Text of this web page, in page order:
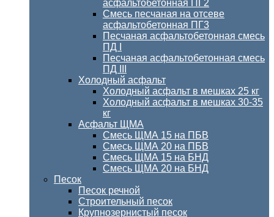
асфальтобетонная ПГ2
Смесь песчаная на отсеве
асфальтобетонная ПГ3
Песчаная асфальтобетонная смесь
ПД I
Песчаная асфальтобетонная смесь
ПД III
Холодный асфальт
Холодный асфальт в мешках 25 кг
Холодный асфальт в мешках 30-35
кг
Асфальт ЩМА
Смесь ЩМА 15 на ПБВ
Смесь ЩМА 20 на ПБВ
Смесь ЩМА 15 на БНД
Смесь ЩМА 20 на БНД
Песок
Песок речной
Строительный песок
Крупнозернистый песок